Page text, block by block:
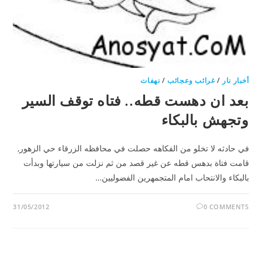
أخبار نار /غرائب وعجائب/ نهفات
بعد ان دهست قطه.. فتاه توقف السير
وتجهش بالبكاء
في حادثه لا تخلو من الفكاهه حصلت في محافظه الزرقاء حي الزهور,
قامت فتاة بدهس قطه عن غير قصد من ثم نزلت من سيارتها وبدأت
بالبكاء والانتحاب امام المتجمهرين الفضوليين…
0 COMMENTS
31/05/2012